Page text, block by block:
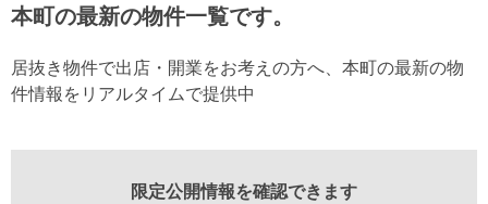
本町の最新の物件一覧です。
居抜き物件で出店・開業をお考えの方へ、本町の最新の物
件情報をリアルタイムで提供中
限定公開情報を確認できます